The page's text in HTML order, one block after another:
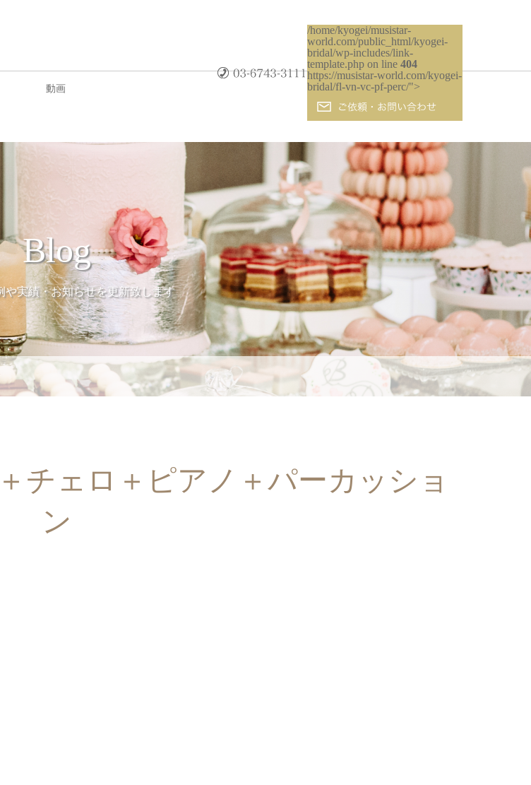
/home/kyogei/musistar-
world.com/public_html/kyogei-
bridal/wp-includes/link-
template.php on line 404
https://musistar-world.com/kyogei-
bridal/fl-vn-vc-pf-perc/">
動画
Blog
や実績・お知らせを更新致します
チェロ＋ピアノ＋パーカッショ
ン